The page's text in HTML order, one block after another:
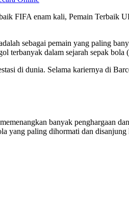
FIFA enam kali, Pemain
sebagai pemain yang paling
terbanyak dalam sejarah sepak bola
di dunia. Selama kariernya di
banyak penghargaan
yang paling dihormati dan disanjung